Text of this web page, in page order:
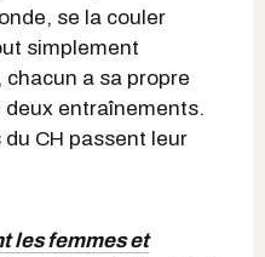
se la couler
simplement
a sa propre
entraînements.
CH passent leur
les femmes et